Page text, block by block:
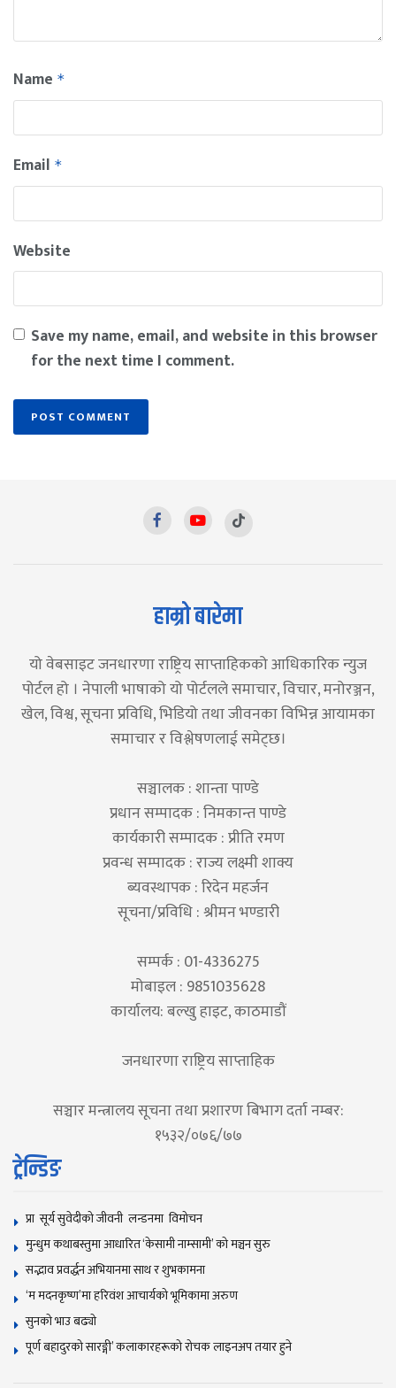
Name *
Email *
Website
Save my name, email, and website in this browser
for the next time I comment.
हाम्रो बारेमा
यो वेबसाइट जनधारणा राष्ट्रिय साप्ताहिकको आधिकारिक न्युज
पोर्टल हो । नेपाली भाषाको यो पोर्टलले समाचार, विचार, मनोरञ्जन,
खेल, विश्व, सूचना प्रविधि, भिडियो तथा जीवनका विभिन्न आयामका
समाचार र विश्लेषणलाई समेट्छ।
सञ्चालक : शान्ता पाण्डे
प्रधान सम्पादक : निमकान्त पाण्डे
कार्यकारी सम्पादक : प्रीति रमण
प्रवन्ध सम्पादक : राज्य लक्ष्मी शाक्य
ब्यवस्थापक : रिदेन महर्जन
सूचना/प्रविधि : श्रीमन भण्डारी
सम्पर्क : 01-4336275
मोबाइल : 9851035628
कार्यालय: बल्खु हाइट, काठमाडौं
जनधारणा राष्ट्रिय साप्ताहिक
सञ्चार मन्त्रालय सूचना तथा प्रशारण बिभाग दर्ता नम्बर:
१५३२/०७६/७७
ट्रेन्डिङ
प्रा सूर्य सुवेदीको जीवनी लन्डनमा विमोचन
मुन्धुम कथाबस्तुमा आधारित ‘केसामी नाम्सामी’ काे मञ्चन सुरु
सद्भाव प्रवर्द्धन अभियानमा साथ र शुभकामना
‘म मदनकृष्ण’मा हरिवंश आचार्यको भूमिकामा अरुण
सुनकाे भाउ बढ्याे
पूर्ण बहादुरको सारङ्गी’ कलाकारहरूको रोचक लाइनअप तयार हुने